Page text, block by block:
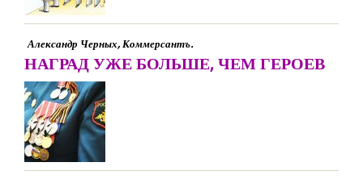
Александр Черных, Коммерсантъ.
НАГРАД УЖЕ БОЛЬШЕ, ЧЕМ ГЕРОЕВ